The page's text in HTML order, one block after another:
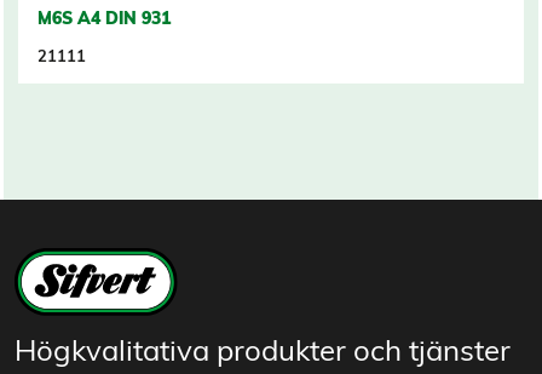
M6S A4 DIN 931
21111
Högkvalitativa produkter och tjänster